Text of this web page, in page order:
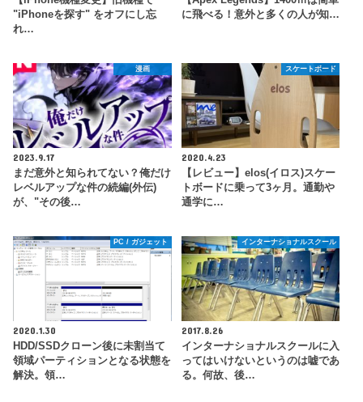
"iPhoneを探す" をオフにし忘
れ…
に飛べる！意外と多くの人が知…
漫画
2023.9.17
まだ意外と知られてない？俺だけ
レベルアップな件の続編(外伝)
が、"その後…
スケートボード
2020.4.23
【レビュー】elos(イロス)スケー
トボードに乗って3ヶ月。通勤や
通学に…
PC / ガジェット
2020.1.30
HDD/SSDクローン後に未割当て
領域パーティションとなる状態を
解決。領…
インターナショナルスクール
2017.8.26
インターナショナルスクールに入
ってはいけないというのは嘘であ
る。何故、後…